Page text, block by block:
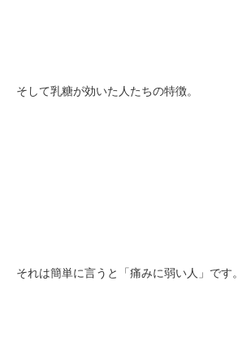
そして乳糖が効いた人たちの特徴。
それは簡単に言うと「痛みに弱い人」です。